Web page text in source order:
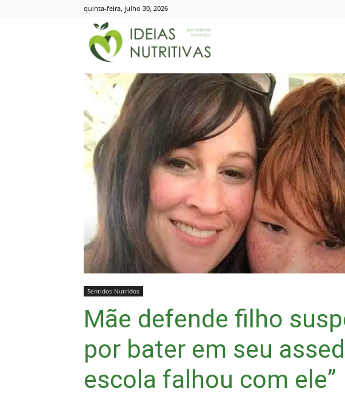
quinta-feira, julho 30, 2026
Nutritivas
Sentidos Nutridos
Mãe defende filho
por bater em seu
escola falhou com ele”